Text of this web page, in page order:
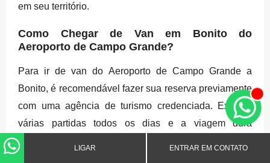
em seu território.
Como Chegar de Van em Bonito do
Aeroporto de Campo Grande?
Para ir de van do Aeroporto de Campo Grande a
Bonito, é recomendável fazer sua reserva previamente
com uma agência de turismo credenciada. Existem
várias partidas todos os dias e a viagem dura
aproximadamente de quatro a cinco horas.
LIGAR ENTRAR EM CONTATO